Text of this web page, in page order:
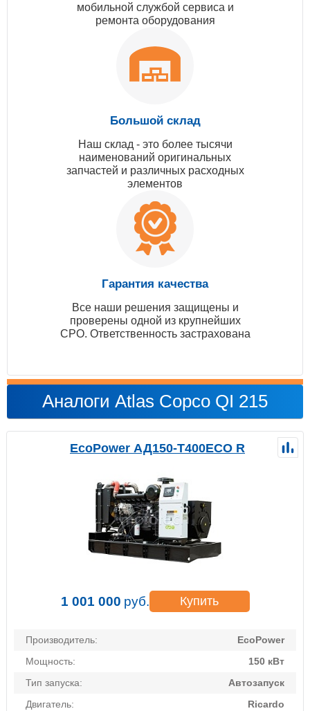
мобильной службой сервиса и
ремонта оборудования
Большой склад
Наш склад - это более тысячи
наименований оригинальных
запчастей и различных расходных
элементов
Гарантия качества
Все наши решения защищены и
проверены одной из крупнейших
СРО. Ответственность застрахована
Аналоги Atlas Copco QI 215
EcoPower АД150-T400ECO R
1 001 000 руб. Купить
Производитель:
EcoPower
Мощность:
150 кВт
Тип запуска:
Автозапуск
Двигатель:
Ricardo